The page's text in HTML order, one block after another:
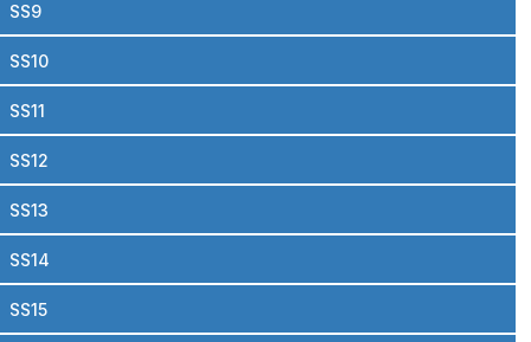
SS9
SS10
SS11
SS12
SS13
SS14
SS15